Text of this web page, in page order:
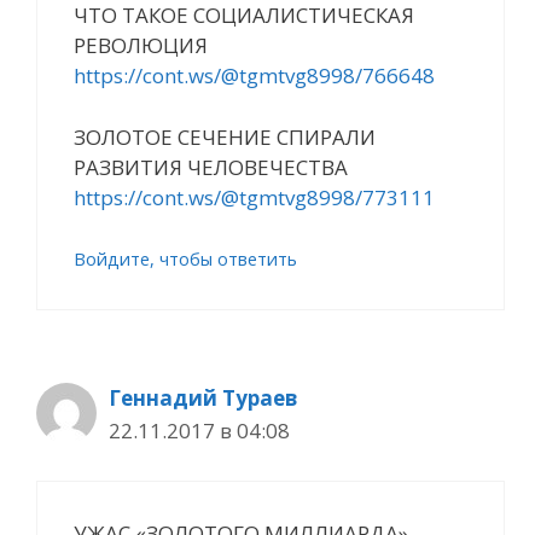
ЧТО ТАКОЕ СОЦИАЛИСТИЧЕСКАЯ
РЕВОЛЮЦИЯ
https://cont.ws/@tgmtvg8998/766648
ЗОЛОТОЕ СЕЧЕНИЕ СПИРАЛИ
РАЗВИТИЯ ЧЕЛОВЕЧЕСТВА
https://cont.ws/@tgmtvg8998/773111
Войдите, чтобы ответить
Геннадий Тураев
22.11.2017 в 04:08